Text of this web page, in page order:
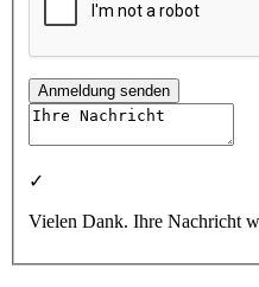
Anmeldung senden
✓
Vielen Dank. Ihre Nachricht